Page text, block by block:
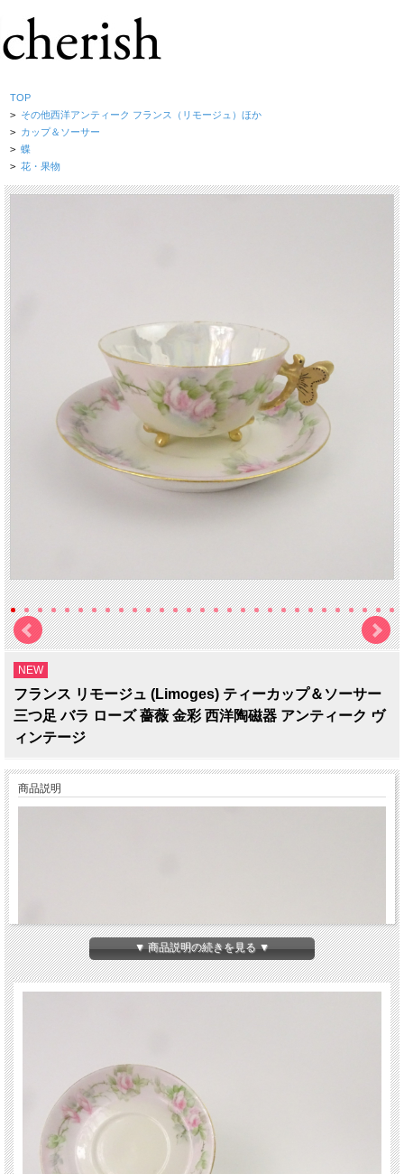
TOP
> その他西洋アンティーク フランス（リモージュ）ほか
> カップ＆ソーサー
> 蝶
> 花・果物
NEW
フランス リモージュ (Limoges) ティーカップ＆ソーサー
三つ足 バラ ローズ 薔薇 金彩 西洋陶磁器 アンティーク ヴ
ィンテージ
商品説明
▼ 商品説明の続きを見る ▼